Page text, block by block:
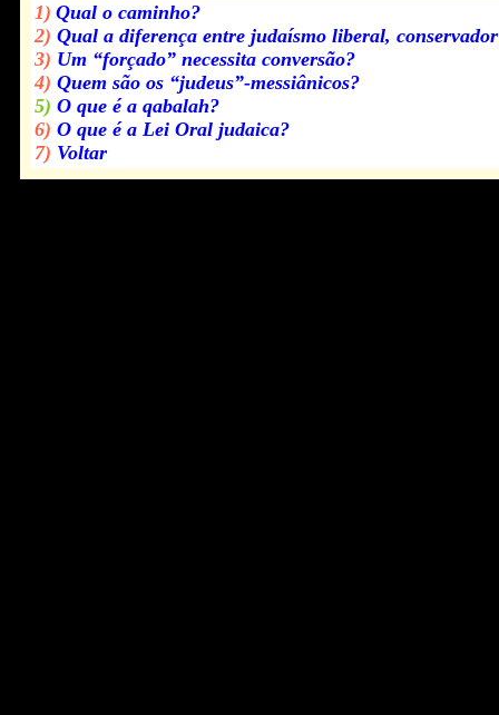
1) Qual o caminho?
2) Qual a diferença entre judaísmo liberal,
3) Um “forçado” necessita conversão?
4) Quem são os “judeus”-messiânicos?
5) O que é a qabalah?
6) O que é a Lei Oral judaica?
7) Voltar